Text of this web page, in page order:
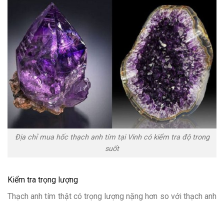
Địa chỉ mua hốc thạch anh tím tại Vinh có kiểm tra độ trong
suốt
Kiểm tra trọng lượng
Thạch anh tím thật có trọng lượng nặng hơn so với thạch anh